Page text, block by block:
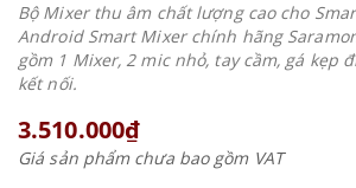
Bộ Mixer thu âm chất lượng cao cho
Android Smart Mixer chính hãng
gồm 1 Mixer, 2 mic nhỏ, tay cầm, gá kẹp
kết nối.
3.510.000₫
Giá sản phẩm chưa bao gồm VAT